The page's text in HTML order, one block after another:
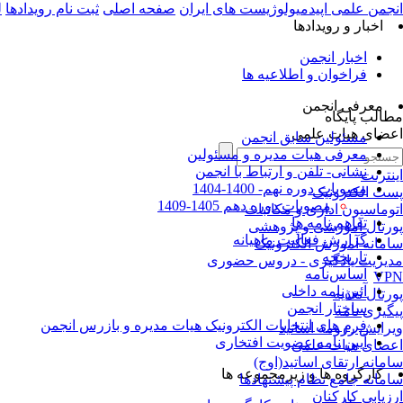
انجمن علمی اپیدمیولوژیست های ایران صفحه اصلی ثبت نام رویدادها
اخبار و رویدادها
اخبار انجمن
فراخوان و اطلاعیه ها
معرفی انجمن
مسئولین سابق انجمن
معرفی هیات مدیره و مسئولین
نشانی- تلفن و ارتباط با انجمن
مصوبات دوره نهم- 1400-1404
مصوبات دوره دهم 1405-1409
تفاهم نامه ها
گزارش فعالیت ماهیانه
تاریخچه
اساس‌نامه
آئین‌نامه داخلی
ساختار انجمن
فرم های انتخابات الکترونیک هیات مدیره و بازرس انجمن
آیین نامه عضویت افتخاری
کارگروه ها و زیرمجموعه ها
مطالب پایگاه
اعضای هیات علمی
اینترنت
پست الکترونیک
اتوماسیون اداری و مکاتبات
پورتال آموزشی و پژوهشی
سامانه آموزش الکترونیک
مدیریت یادگیری - دروس حضوری
VPN
پورتال تغذیه
پیگیری نامه
ویرایش رزومه اساتید
اعضای هیات علمی
سامانه ارتقای اساتید(اوج)
سامانه جامع نظام پیشنهادها
ارزیابی کارکنان